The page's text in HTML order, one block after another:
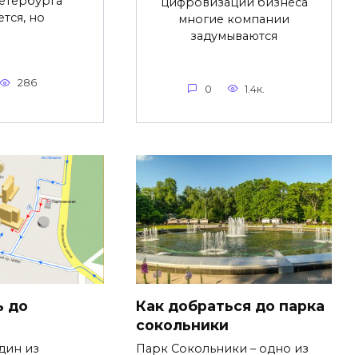
но
286
многие компании
задумываются
0 1.4к.
до
из
Как добраться до парка
сокольники
Парк Сокольники – одно из